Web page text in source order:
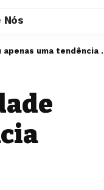
Nós
tendência passageira?